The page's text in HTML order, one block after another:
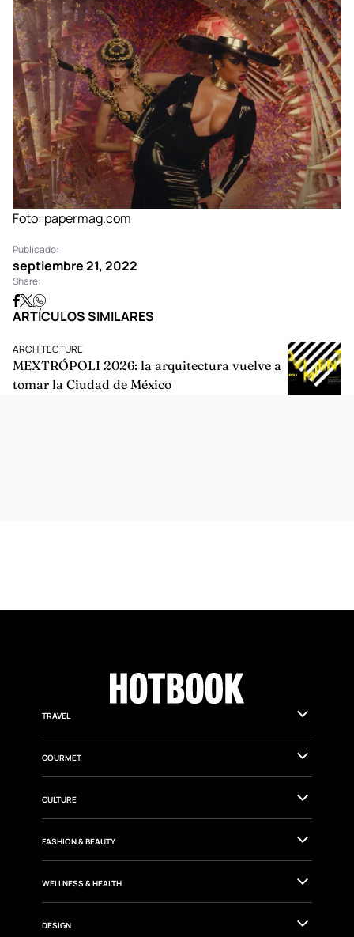
“Sweetest Pie” (video musical)
El video en donde se transforma en una criatura fantástica
vestida de Schiaparelli y Maximiliano Davis.
Foto:papermag.com
Publicado:
septiembre 21, 2022
Share:
TRAVEL
GOURMET
CULTURE
FASHION & BEAUTY